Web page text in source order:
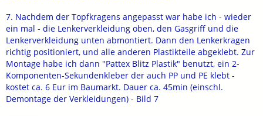
7. Nachdem der Topfkragens angepasst war habe ich - wieder
ein mal - die Lenkerverkleidung oben, den Gasgriff und die
Lenkerverkleidung unten abmontiert. Dann den Lenkerkragen
richtig positioniert, und alle anderen Plastikteile abgeklebt. Zur
Montage habe ich dann "Pattex Blitz Plastik" benutzt, ein 2-
Komponenten-Sekundenkleber der auch PP und PE klebt -
kostet ca. 6 Eur im Baumarkt. Dauer ca. 45min (einschl.
Demontage der Verkleidungen) - Bild 7